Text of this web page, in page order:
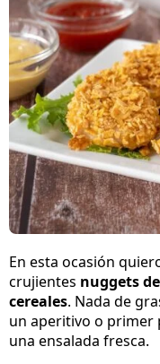
En esta ocasión
crujientes nuggets
cereales. Nada de
un aperitivo o primer
una ensalada fresca.